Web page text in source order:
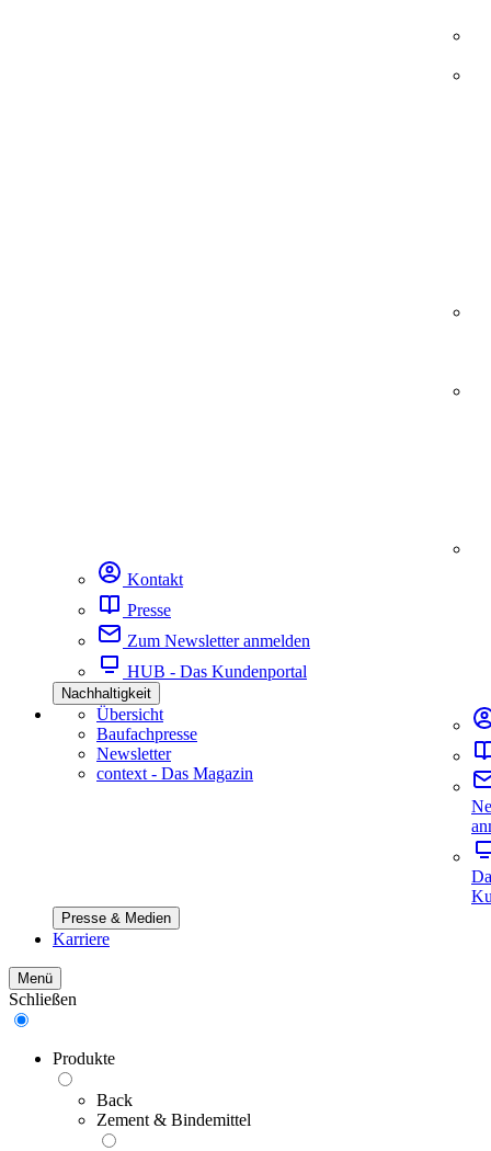
Kontakt
Presse
Zum Newsletter anmelden
HUB - Das Kundenportal
Nachhaltigkeit
Übersicht
Baufachpresse
Newsletter
context - Das Magazin
Presse & Medien
Karriere
Menü
Schließen
Produkte
Back
Zement & Bindemittel